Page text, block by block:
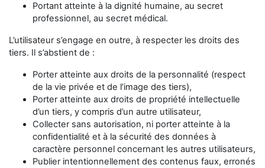
Portant atteinte à la dignité humaine, au secret
professionnel, au secret médical.
L’utilisateur s’engage en outre, à respecter les droits des
tiers. Il s’abstient de :
Porter atteinte aux droits de la personnalité (respect
de la vie privée et de l’image des tiers),
Porter atteinte aux droits de propriété intellectuelle
d’un tiers, y compris d’un autre utilisateur,
Collecter sans autorisation, ni porter atteinte à la
confidentialité et à la sécurité des données à
caractère personnel concernant les autres utilisateurs,
Publier intentionnellement des contenus faux, erronés